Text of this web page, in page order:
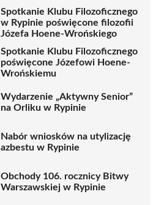
Spotkanie Klubu Filozoficznego
w Rypinie poświęcone filozofii
Józefa Hoene-Wrońskiego
Spotkanie Klubu Filozoficznego
poświęcone Józefowi Hoene-
Wrońskiemu
Wydarzenie „Aktywny Senior”
na Orliku w Rypinie
Nabór wniosków na utylizację
azbestu w Rypinie
Obchody 106. rocznicy Bitwy
Warszawskiej w Rypinie